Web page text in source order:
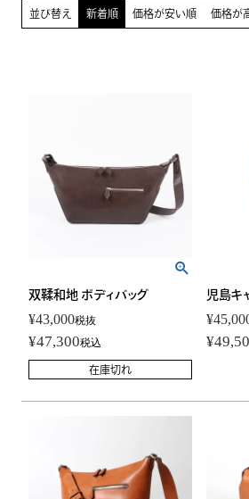
並び替え 新着順 価格が安い順 価格が
双鞣和地 ボディバッグ
¥43,000税抜
¥47,300税込
在庫切れ
児島キ
¥
¥